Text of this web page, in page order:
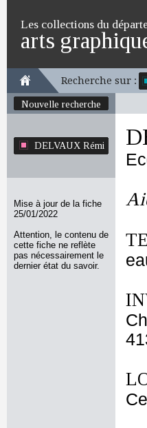
Les collections du
arts
Recherche sur :
Nouvelle recherche
DELVAUX Rémi
Mise à jour de la fiche
25/01/2022
Attention, le contenu de
cette fiche ne reflète
pas nécessairement le
dernier état du savoir.